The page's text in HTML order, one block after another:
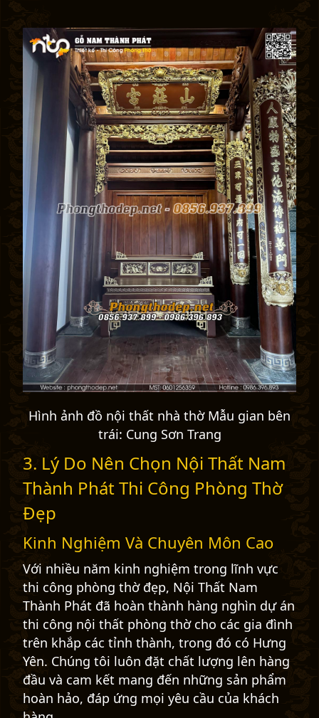
Hình ảnh đồ nội thất nhà thờ Mẫu gian bên
trái: Cung Sơn Trang
3. Lý Do Nên Chọn Nội Thất Nam
Thành Phát Thi Công Phòng Thờ
Đẹp
Kinh Nghiệm Và Chuyên Môn Cao
Với nhiều năm kinh nghiệm trong lĩnh vực
thi công phòng thờ đẹp, Nội Thất Nam
Thành Phát đã hoàn thành hàng nghìn dự án
thi công nội thất phòng thờ cho các gia đình
trên khắp các tỉnh thành, trong đó có Hưng
Yên. Chúng tôi luôn đặt chất lượng lên hàng
đầu và cam kết mang đến những sản phẩm
hoàn hảo, đáp ứng mọi yêu cầu của khách